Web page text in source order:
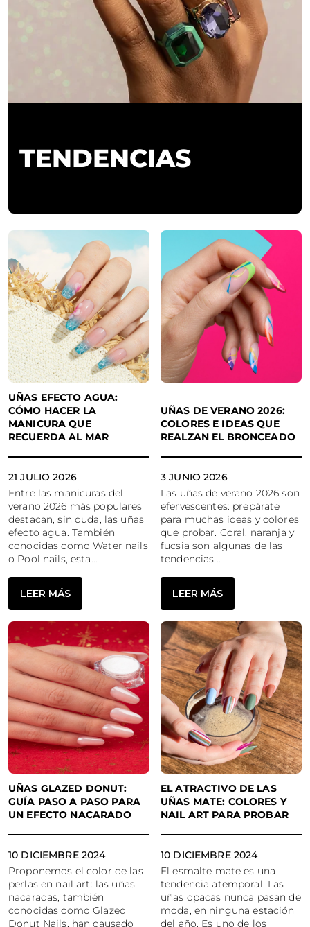
TENDENCIAS
UÑAS EFECTO AGUA:
CÓMO HACER LA
MANICURA QUE
RECUERDA AL MAR
21 JULIO 2026
Entre las manicuras del
verano 2026 más populares
destacan, sin duda, las uñas
efecto agua. También
conocidas como Water nails
o Pool nails, esta...
LEER MÁS
UÑAS DE VERANO 2026:
COLORES E IDEAS QUE
REALZAN EL BRONCEADO
3 JUNIO 2026
Las uñas de verano 2026 son
efervescentes: prepárate
para muchas ideas y colores
que probar. Coral, naranja y
fucsia son algunas de las
tendencias...
LEER MÁS
UÑAS GLAZED DONUT:
GUÍA PASO A PASO PARA
UN EFECTO NACARADO
10 DICIEMBRE 2024
Proponemos el color de las
perlas en nail art: las uñas
nacaradas, también
conocidas como Glazed
Donut Nails, han causado
EL ATRACTIVO DE LAS
UÑAS MATE: COLORES Y
NAIL ART PARA PROBAR
10 DICIEMBRE 2024
El esmalte mate es una
tendencia atemporal. Las
uñas opacas nunca pasan de
moda, en ninguna estación
del año. Es uno de los